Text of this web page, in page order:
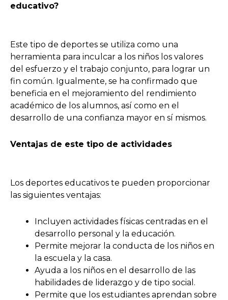
educativo?
Este tipo de deportes se utiliza como una
herramienta para inculcar a los niños los valores
del esfuerzo y el trabajo conjunto, para lograr un
fin común. Igualmente, se ha confirmado que
beneficia en el mejoramiento del rendimiento
académico de los alumnos, así como en el
desarrollo de una confianza mayor en sí mismos.
Ventajas de este tipo de actividades
Los deportes educativos te pueden proporcionar
las siguientes ventajas:
Incluyen actividades físicas centradas en el
desarrollo personal y la educación.
Permite mejorar la conducta de los niños en
la escuela y la casa.
Ayuda a los niños en el desarrollo de las
habilidades de liderazgo y de tipo social.
Permite que los estudiantes aprendan sobre